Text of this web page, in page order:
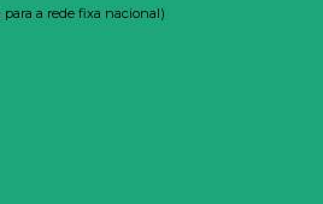
para a rede fixa nacional)